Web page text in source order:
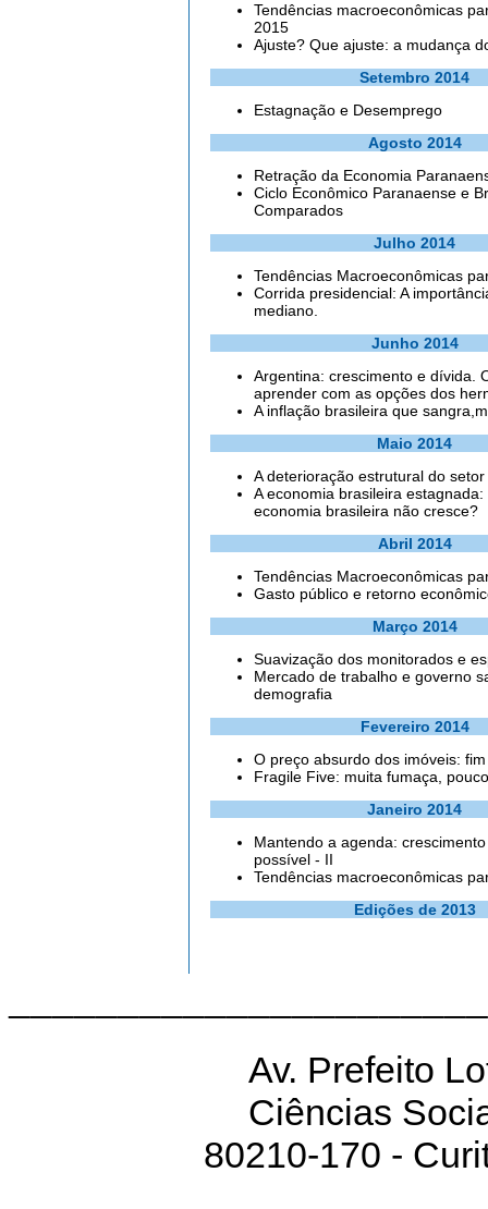
Tendências macroeconômicas
2015
Ajuste? Que ajuste: a mudança
Setembro 2014
Estagnação e Desemprego
Agosto 2014
Retração da Economia
Ciclo Econômico Paranaense e
Comparados
Julho 2014
Tendências Macroeconômicas
Corrida presidencial: A
mediano.
Junho 2014
Argentina: crescimento e dívida.
aprender com as opções dos
A inflação brasileira que
Maio 2014
A deterioração estrutural do
A economia brasileira
economia brasileira não cresce?
Abril 2014
Tendências Macroeconômicas
Gasto público e retorno
Março 2014
Suavização dos monitorados e
Mercado de trabalho e governo
demografia
Fevereiro 2014
O preço absurdo dos imóveis:
Fragile Five: muita fumaça,
Janeiro 2014
Mantendo a agenda:
possível - II
Tendências macroeconômicas
Edições de 2013
Av. Prefeito
Ciências
80210-170 -